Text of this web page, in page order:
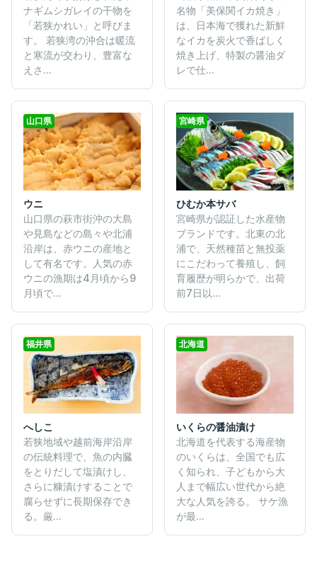
ナギムシガレイの干物を
「若狭かれい」と呼びま
す。 若狭湾の沖合は暖流
と寒流が交わり、豊富な
えさ...
名物「美保関イカ焼き」
は、日本海で獲れた新鮮
なイカを炭火で香ばしく
焼き上げ、特製の醤油ダ
レで仕...
山口県
ウニ
山口県の萩市街沖の大島
や見島などの島々や北浦
沿岸は、赤ウニの産地と
して有名です。人気の赤
ウニの漁期は4月頃から9
月頃で...
宮崎県
ひむか本サバ
宮崎県が認証した水産物
ブランドです。北東の北
浦で、天然種苗と無投薬
にこだわって養殖し、飼
育履歴が明らかで、出荷
前7日以...
福井県
へしこ
若狭地域や越前海岸沿岸
の伝統料理で、魚の内臓
をとりだして塩漬けし、
さらに糠漬けすることで
腐らせずに長期保存でき
る。厳...
北海道
いくらの醤油漬け
北海道を代表する海産物
のいくらは、全国でも広
く知られ、子どもから大
人まで幅広い世代から絶
大な人気を誇る。 サケ漁
が最...